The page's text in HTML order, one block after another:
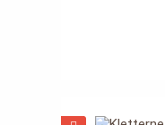
Was
gelegt.